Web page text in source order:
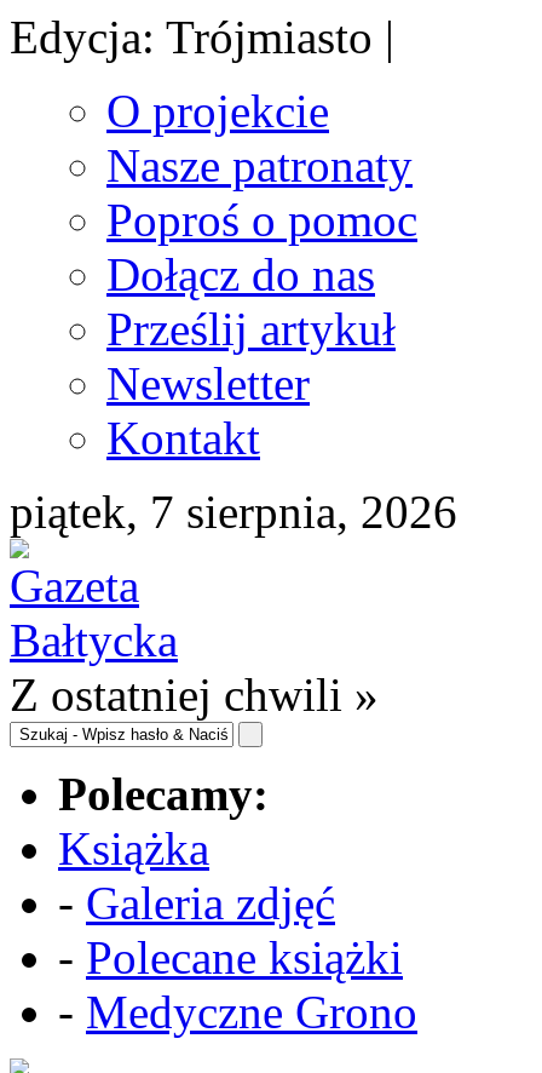
Edycja: Trójmiasto |
O projekcie
Nasze patronaty
Poproś o pomoc
Dołącz do nas
Prześlij artykuł
Newsletter
Kontakt
piątek, 7 sierpnia, 2026
Z ostatniej chwili »
Polecamy:
Książka
- Galeria zdjęć
- Polecane książki
- Medyczne Grono